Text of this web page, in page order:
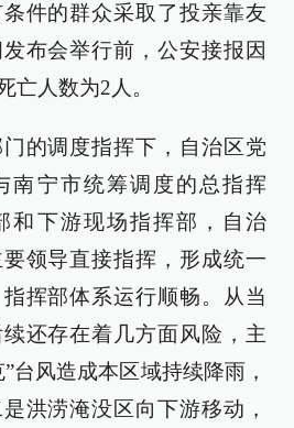
件的群众采取了投亲靠友
布会举行前，公安接报因
亡人数为2人。
的调度指挥下，自治区党
南宁市统筹调度的总指挥
和下游现场指挥部，自治
领导直接指挥，形成统一
挥部体系运行顺畅。从当
还存在着几方面风险，主
台风造成本区域持续降雨，
洪涝淹没区向下游移动，